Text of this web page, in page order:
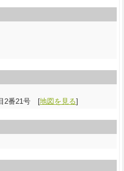
2番21号[地図を見る]